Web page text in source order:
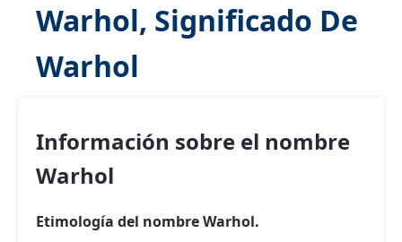
Warhol, Significado De
Warhol
Información sobre el nombre
Warhol
Etimología del nombre Warhol.